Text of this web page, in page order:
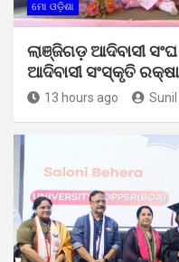
ମୋ ଓଡ଼ିଶା
ଲାଞ୍ଜିଗଡ଼ ଆଦିବାସୀ
ଆଦିବାସୀ ସଂସ୍କୃତି
13 hours ago